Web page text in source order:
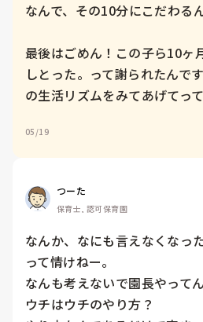
なんで、その10分にこだわる
最後はごめん！この子ら10ヶ
しとった。って謝られたんで
の生活リズムをみてあげてっ
05/19
つーた
保育士, 認可保育園
なんか、なにも言えなくなっ
って情けねー。
なんも考えないで園長やってん
ウチはウチのやり方？